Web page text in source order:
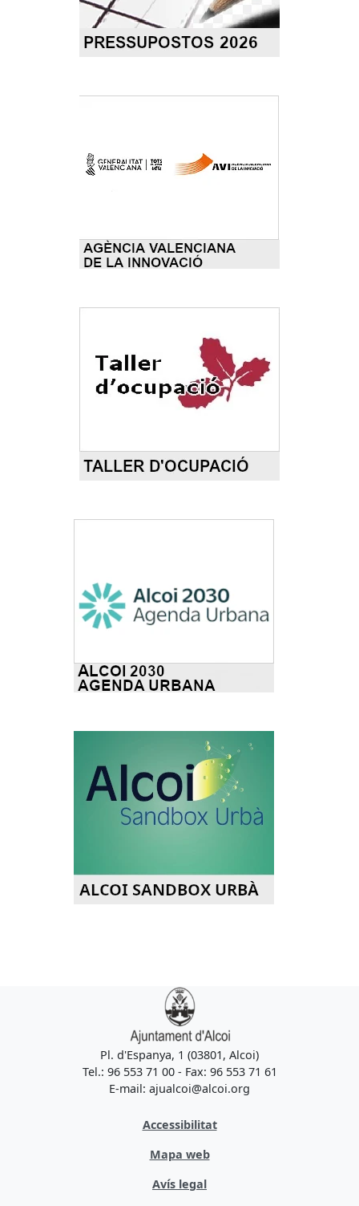
Pl. d'Espanya, 1 (03801, Alcoi)
Tel.: 96 553 71 00 - Fax: 96 553 71 61
E-mail: ajualcoi@alcoi.org
Accessibilitat
Mapa web
Avís legal